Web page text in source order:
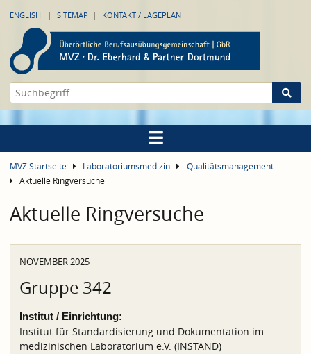
ENGLISH SITEMAP KONTAKT / LAGEPLAN
MVZ Startseite Laboratoriumsmedizin
Qualitätsmanagement
Aktuelle Ringversuche
Aktuelle Ringversuche
NOVEMBER 2025
Gruppe 342
Institut / Einrichtung:
Institut für Standardisierung und Dokumentation im
medizinischen Laboratorium e.V. (INSTAND)